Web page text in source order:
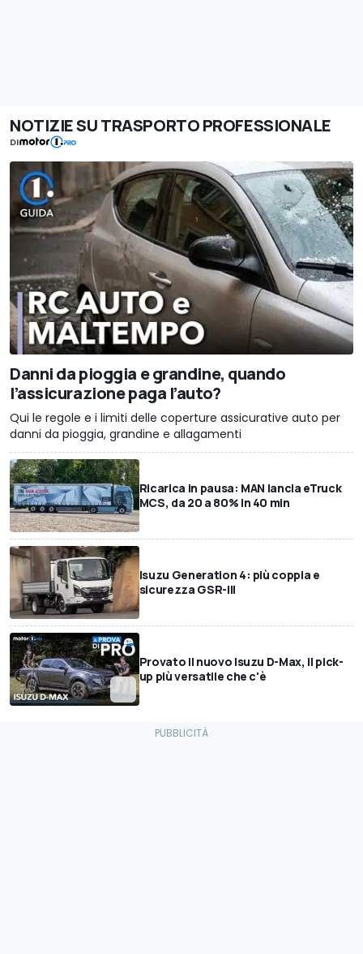
NOTIZIE SU TRASPORTO PROFESSIONALE
DI
Danni da pioggia e grandine, quando
l’assicurazione paga l’auto?
Qui le regole e i limiti delle coperture assicurative auto per
danni da pioggia, grandine e allagamenti
Ricarica in pausa: MAN lancia eTruck
MCS, da 20 a 80% in 40 min
Isuzu Generation 4: più coppia e
sicurezza GSR-III
Provato il nuovo Isuzu D-Max, il pick-
up più versatile che c'è